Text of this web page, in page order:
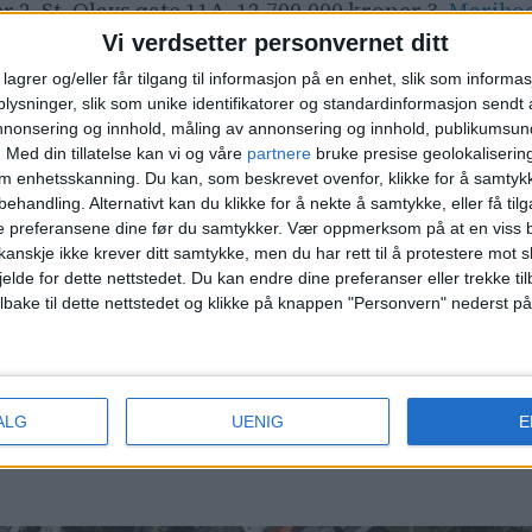
Vi verdsetter personvernet ditt
og/eller får tilgang til informasjon på en enhet, slik som
slik som unike identifikatorer og standardinformasjon sendt
og innhold, måling av annonsering og innhold,
Med din tillatelse kan vi og våre partnere bruke presise
enhetsskanning. Du kan, som beskrevet ovenfor, klikke for å
Alternativt kan du klikke for å nekte å samtykke, eller få
preferansene dine før du samtykker. Vær oppmerksom på at en viss
ikke krever ditt samtykke, men du har rett til å protestere mot
for dette nettstedet. Du kan endre dine preferanser eller trekke
til dette nettstedet og klikke på knappen "Personvern" nederst på
UENIG
2. St. Olavs gate 11A, 12.700.000 kroner 3.
St. Olavs gate 11A, 11.300.000 kroner
2. Langes gate 6, 2.620.000 kroner 3.
5. Calmeyers gate 9C, 2.892.000 kroner
listen.
andre boliger i 200 meters avstand fra denne
kroner.
åpne, offentlige data, og er av allmenn interesse for leserne av
og artikkelmaler. Den publiseres derfor uten menneskelig